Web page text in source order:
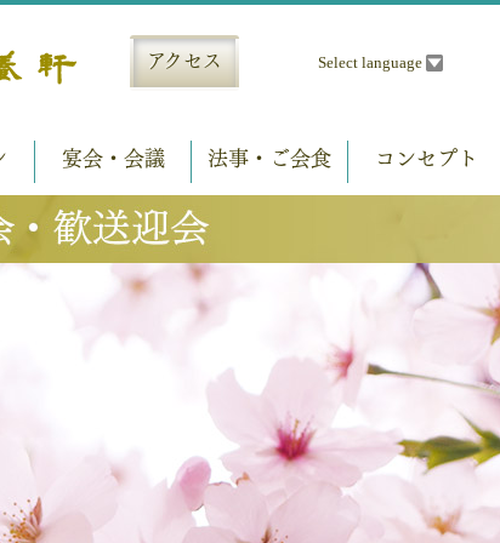
アクセス
宴会・会議 法事・ご会食 コンセプト